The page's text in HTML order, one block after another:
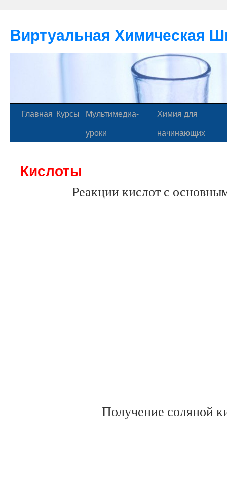
Виртуальная Химическая
Главная Курсы
Мультимедиа-
уроки
Химия для
начинающих
Кислоты
Реакции кислот с
Получение соляной